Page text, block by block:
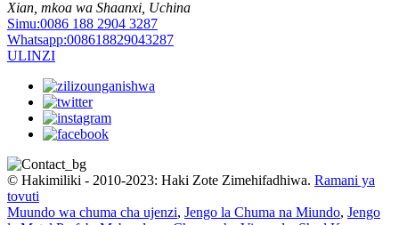
Xian, mkoa wa Shaanxi, Uchina
Simu:0086 188 2904 3287
Whatsapp:008618829043287
ULINZI
© Hakimiliki - 2010-2023: Haki Zote Zimehifadhiwa. Ramani ya
tovuti
Muundo wa chuma cha ujenzi, Jengo la Chuma na Miundo, Jengo